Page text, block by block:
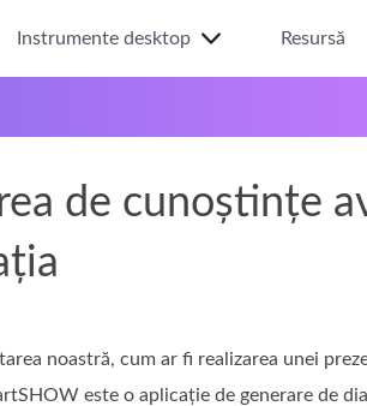
Instrumente desktop Resursă
de cunoștințe
noastră, cum ar fi realizarea unei
este o aplicație de generare de